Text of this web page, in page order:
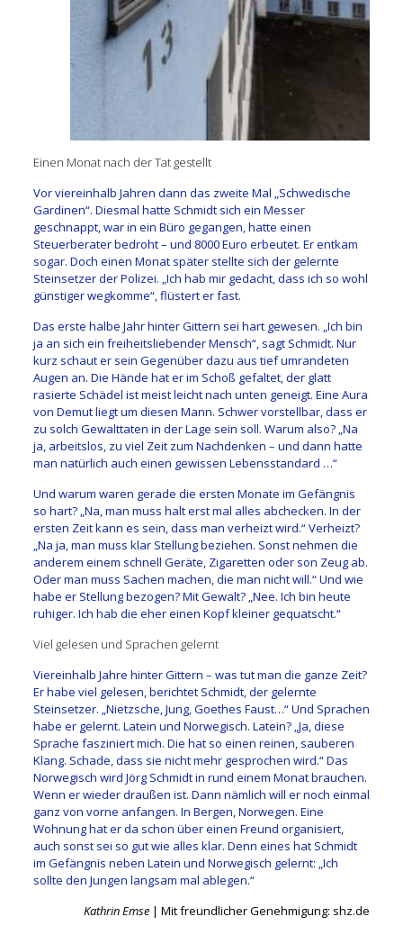
Einen Monat nach der Tat gestellt
Vor viereinhalb Jahren dann das zweite Mal „Schwedische
Gardinen“. Diesmal hatte Schmidt sich ein Messer
geschnappt, war in ein Büro gegangen, hatte einen
Steuerberater bedroht – und 8000 Euro erbeutet. Er entkam
sogar. Doch einen Monat später stellte sich der gelernte
Steinsetzer der Polizei. „Ich hab mir gedacht, dass ich so wohl
günstiger wegkomme“, flüstert er fast.
Das erste halbe Jahr hinter Gittern sei hart gewesen. „Ich bin
ja an sich ein freiheitsliebender Mensch“, sagt Schmidt. Nur
kurz schaut er sein Gegenüber dazu aus tief umrandeten
Augen an. Die Hände hat er im Schoß gefaltet, der glatt
rasierte Schädel ist meist leicht nach unten geneigt. Eine Aura
von Demut liegt um diesen Mann. Schwer vorstellbar, dass er
zu solch Gewalttaten in der Lage sein soll. Warum also? „Na
ja, arbeitslos, zu viel Zeit zum Nachdenken – und dann hatte
man natürlich auch einen gewissen Lebensstandard …“
Und warum waren gerade die ersten Monate im Gefängnis
so hart? „Na, man muss halt erst mal alles abchecken. In der
ersten Zeit kann es sein, dass man verheizt wird.“ Verheizt?
„Na ja, man muss klar Stellung beziehen. Sonst nehmen die
anderem einem schnell Geräte, Zigaretten oder son Zeug ab.
Oder man muss Sachen machen, die man nicht will.“ Und wie
habe er Stellung bezogen? Mit Gewalt? „Nee. Ich bin heute
ruhiger. Ich hab die eher einen Kopf kleiner gequatscht.“
Viel gelesen und Sprachen gelernt
Viereinhalb Jahre hinter Gittern – was tut man die ganze Zeit?
Er habe viel gelesen, berichtet Schmidt, der gelernte
Steinsetzer. „Nietzsche, Jung, Goethes Faust…“ Und Sprachen
habe er gelernt. Latein und Norwegisch. Latein? „Ja, diese
Sprache fasziniert mich. Die hat so einen reinen, sauberen
Klang. Schade, dass sie nicht mehr gesprochen wird.“ Das
Norwegisch wird Jörg Schmidt in rund einem Monat brauchen.
Wenn er wieder draußen ist. Dann nämlich will er noch einmal
ganz von vorne anfangen. In Bergen, Norwegen. Eine
Wohnung hat er da schon über einen Freund organisiert,
auch sonst sei so gut wie alles klar. Denn eines hat Schmidt
im Gefängnis neben Latein und Norwegisch gelernt: „Ich
sollte den Jungen langsam mal ablegen.“
Kathrin Emse | Mit freundlicher Genehmigung: shz.de